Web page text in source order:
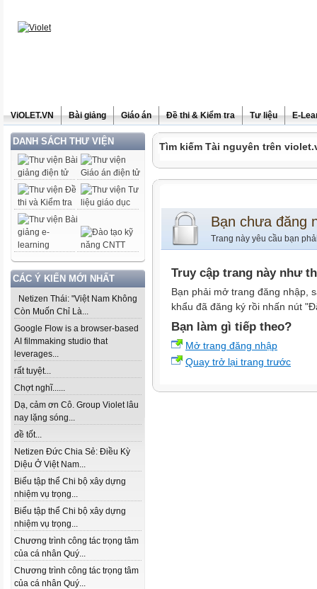
ViOLET.VN Bài giảng Giáo án Đề thi & Kiểm tra Tư liệu E-
DANH SÁCH THƯ VIỆN
CÁC Ý KIẾN MỚI NHẤT
Netizen Thái: "Việt Nam Không
Còn Muốn Chỉ Là...
Google Flow is a browser-based
AI filmmaking studio that
leverages...
rất tuyệt...
Chợt nghĩ......
Dạ, cảm ơn Cô. Group Violet lâu
nay lặng sóng...
đề tốt...
Netizen Đức Chia Sẻ: Điều Kỳ
Diệu Ở Việt Nam...
Biểu tập thể Chi bộ xây dựng
nhiệm vụ trọng...
Biểu tập thể Chi bộ xây dựng
nhiệm vụ trọng...
Chương trình công tác trọng tâm
của cá nhân Quý...
Chương trình công tác trọng tâm
của cá nhân Quý...
Tìm kiếm Tài nguyên trên
Bạn chưa đăng
Trang này yêu cầu bạn
Truy cập trang này như
Bạn phải mở trang đăng nhập,
khẩu đã đăng ký rồi nhấn nút
Bạn làm gì tiếp theo?
Mở trang đăng nhập
Quay trở lại trang trước